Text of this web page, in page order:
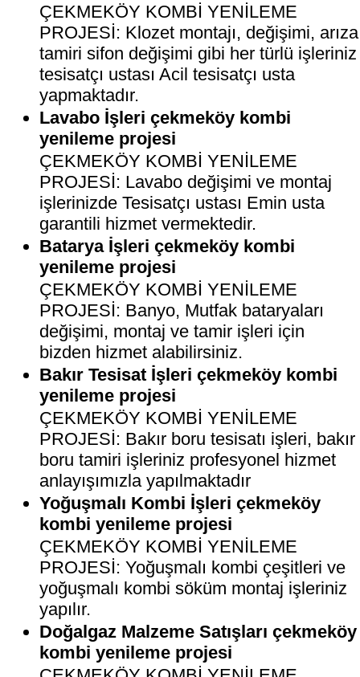
ÇEKMEKÖY KOMBİ YENİLEME
PROJESİ: Klozet montajı, değişimi, arıza
tamiri sifon değişimi gibi her türlü işleriniz
tesisatçı ustası Acil tesisatçı usta
yapmaktadır.
Lavabo İşleri çekmeköy kombi
yenileme projesi
ÇEKMEKÖY KOMBİ YENİLEME
PROJESİ: Lavabo değişimi ve montaj
işlerinizde Tesisatçı ustası Emin usta
garantili hizmet vermektedir.
Batarya İşleri çekmeköy kombi
yenileme projesi
ÇEKMEKÖY KOMBİ YENİLEME
PROJESİ: Banyo, Mutfak bataryaları
değişimi, montaj ve tamir işleri için
bizden hizmet alabilirsiniz.
Bakır Tesisat İşleri çekmeköy kombi
yenileme projesi
ÇEKMEKÖY KOMBİ YENİLEME
PROJESİ: Bakır boru tesisatı işleri, bakır
boru tamiri işleriniz profesyonel hizmet
anlayışımızla yapılmaktadır
Yoğuşmalı Kombi İşleri çekmeköy
kombi yenileme projesi
ÇEKMEKÖY KOMBİ YENİLEME
PROJESİ: Yoğuşmalı kombi çeşitleri ve
yoğuşmalı kombi söküm montaj işleriniz
yapılır.
Doğalgaz Malzeme Satışları çekmeköy
kombi yenileme projesi